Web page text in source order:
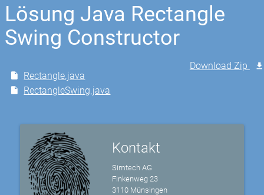
Lösung Java Rectangle
Swing Constructor
Rectangle.java
RectangleSwing.java
Download Zip
Kontakt
Simtech AG
Finkenweg 23
3110 Münsingen